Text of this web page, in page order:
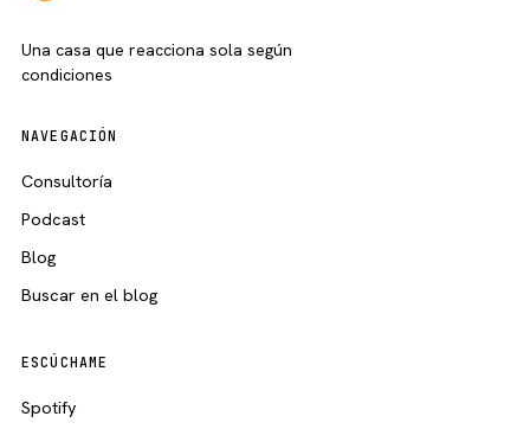
Una casa que reacciona sola según
condiciones
NAVEGACIÓN
Consultoría
Podcast
Blog
Buscar en el blog
ESCÚCHAME
Spotify